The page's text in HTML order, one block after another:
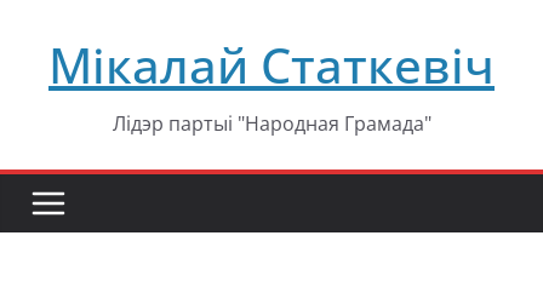
содержимому
Мікалай Статкевіч
Лідэр партыі "Народная Грамада"